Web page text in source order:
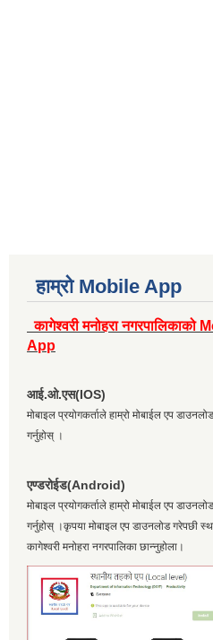
हाम्रो Mobile App
कागेश्वरी मनोहरा नगरपालिकाको
App
आई.ओ.एस(IOS)
मोबाइल प्रयोगकर्ताले हाम्रो मोबाईल एप
गर्नुहोस् ।
एण्डरोईड(Android)
मोबाइल प्रयोगकर्ताले हाम्रो मोबाईल एप
गर्नुहोस् ।कृपया मोबाइल एप डाउनलोड गरेपछी
कागेश्वरी मनोहरा नगरपालिका छान्नुहोला।